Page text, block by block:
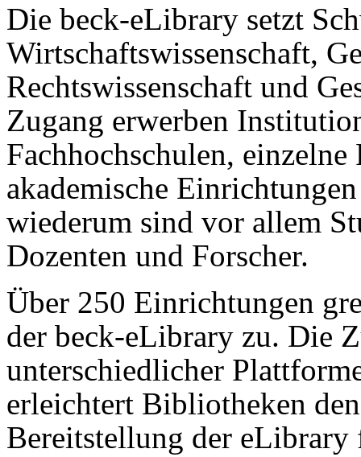
Die beck-eLibrary setzt
Wirtschaftswissenschaft,
Rechtswissenschaft und
Zugang erwerben
Fachhochschulen,
akademische
wiederum sind vor allem
Dozenten und Forscher.
Über 250 Einrichtungen
der beck-eLibrary zu. Die
unterschiedlicher
erleichtert Bibliotheken
Bereitstellung der